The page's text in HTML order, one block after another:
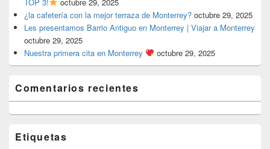
¿la cafetería con la mejor terraza de Monterrey? octubre 29, 2025
Les presentamos Barrio Antiguo en Monterrey | Viajar a Monterrey
octubre 29, 2025
Nuestra primera cita en Monterrey
octubre 29, 2025
Comentarios recientes
Etiquetas